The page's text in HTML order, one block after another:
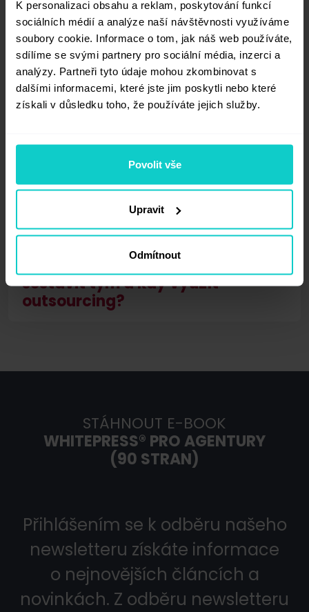
K personalizaci obsahu a reklam, poskytování funkcí
sociálních médií a analýze naší návštěvnosti využíváme
soubory cookie. Informace o tom, jak náš web používáte,
sdílíme se svými partnery pro sociální média, inzerci a
analýzy. Partneři tyto údaje mohou zkombinovat s
dalšími informacemi, které jste jim poskytli nebo které
získali v důsledku toho, že používáte jejich služby.
Povolit vše
Upravit
Odmítnout
Kapitola II:Šablony dokumentů
pro agentury
Vzor pracovní smlouvy
Smlouva o spolupráci
Kapitola III:Ceny agenturních
služeb, aby byla vaše firma
Modely tvorby cen a fakturace agentur
a mediálních domů
To-do list pro agentury – připravte si
nabídku krok za krokem
agentuře – učte se od nejlepších
Aplikace a nástroje pro práci v digitální
Jak získat klienty pro digitální agenturu?
Dream team v
interaktivní agentuře – jak
sestavit tým a kdy využít
outsourcing?
STÁHNOUT E-BOOK
WHITEPRESS® PRO AGENTURY
(90 STRAN)
Přihlášením se k odběru našeho
newsletteru získáte informace
o nejnovějších článcích a
novinkách. Z odběru newsletteru